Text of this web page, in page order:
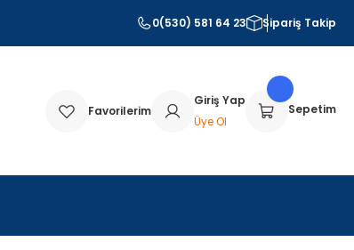
0(530) 581 64 23 Sipariş Takip
Favorilerim
Giriş Yap
Üye Ol
Sepetim